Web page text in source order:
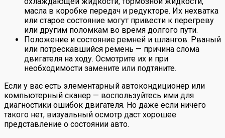
масла в коробке передач и редукторе. Их нехватка
или старое состояние могут привести к перегреву
или другим поломкам во время долгого пути.
Положение и состояние ремней и шлангов. Рваный
или потрескавшийся ремень — причина слома
двигателя на ходу. Осмотрите их и при
необходимости замените или подтяните.
Если у вас есть элементарный автокондиционер или
компьютерный сканер — воспользуйтесь ими для
диагностики ошибок двигателя. Но даже если ничего
такого нет, визуальный осмотр даст хорошее
представление о состоянии авто.